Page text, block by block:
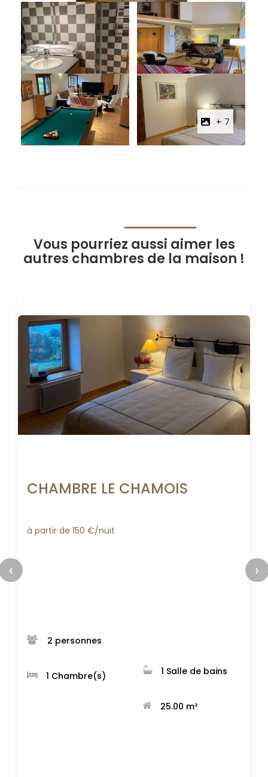
+ 7
Vous pourriez aussi aimer les
autres chambres de la maison !
CHAMBRE LE CHAMOIS
à partir de 150 €/nuit
2 personnes
1 Chambre(s) 1 Salle de bains
25.00 m²
‹ ›